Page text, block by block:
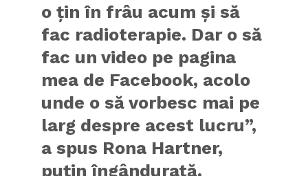
o țin în frâu acum și să
fac radioterapie. Dar o să
fac un video pe pagina
mea de Facebook, acolo
unde o să vorbesc mai pe
larg despre acest lucru”,
a spus Rona Hartner,
puțin îngândurată,